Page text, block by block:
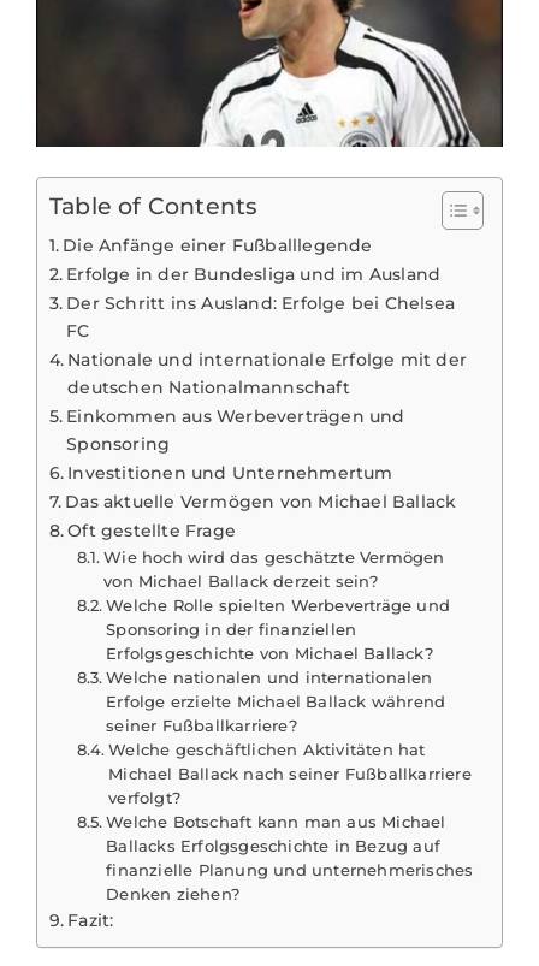
Table of Contents
Die Anfänge einer Fußballlegende
Erfolge in der Bundesliga und im Ausland
Der Schritt ins Ausland: Erfolge bei Chelsea
FC
Nationale und internationale Erfolge mit der
deutschen Nationalmannschaft
Einkommen aus Werbeverträgen und
Sponsoring
Investitionen und Unternehmertum
Das aktuelle Vermögen von Michael Ballack
Oft gestellte Frage
Wie hoch wird das geschätzte Vermögen
von Michael Ballack derzeit sein?
Welche Rolle spielten Werbeverträge und
Sponsoring in der finanziellen
Erfolgsgeschichte von Michael Ballack?
Welche nationalen und internationalen
Erfolge erzielte Michael Ballack während
seiner Fußballkarriere?
Welche geschäftlichen Aktivitäten hat
Michael Ballack nach seiner Fußballkarriere
verfolgt?
Welche Botschaft kann man aus Michael
Ballacks Erfolgsgeschichte in Bezug auf
finanzielle Planung und unternehmerisches
Denken ziehen?
Fazit: